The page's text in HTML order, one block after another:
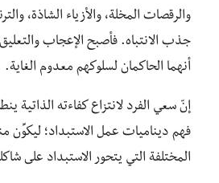
والرقصات المخلة، والأزياء الشاذة،
جذب الانتباه. فأصبح الإعجاب
أنهما الحاكمان لسلوكهم معدوم الغاية.
إنّ سعي الفرد لانتزاع كفاءته الذاتية
فهم ديناميات عمل الاستبداد؛ ليكوِّن
المختلفة التي يتحور الاستبداد على